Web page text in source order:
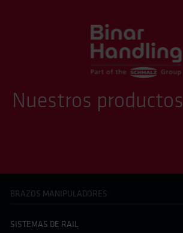
Nuestros productos
BRAZOS MANIPULADORES
SISTEMAS DE RAIL